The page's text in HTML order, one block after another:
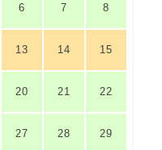
6 7 8
13 14 15
20 21 22
27 28 29